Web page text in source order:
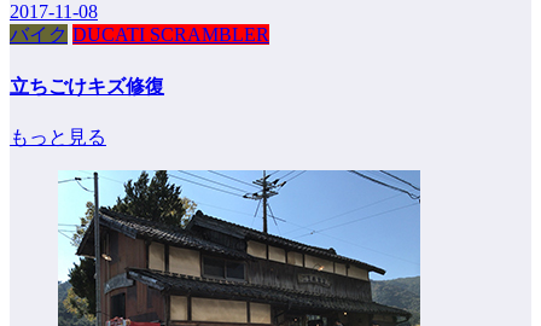
2017-11-08
バイク DUCATI SCRAMBLER
立ちごけキズ修復
もっと見る